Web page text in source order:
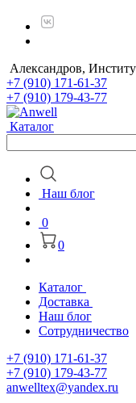
Александров,
+7 (910) 171-61-37
+7 (910) 179-43-77
Каталог
Наш блог
0
0
Каталог
Доставка
Наш блог
Сотрудничество
+7 (910) 171-61-37
+7 (910) 179-43-77
anwelltex@yandex.ru